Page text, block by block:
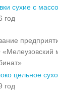
сухие с
год
цельное
год